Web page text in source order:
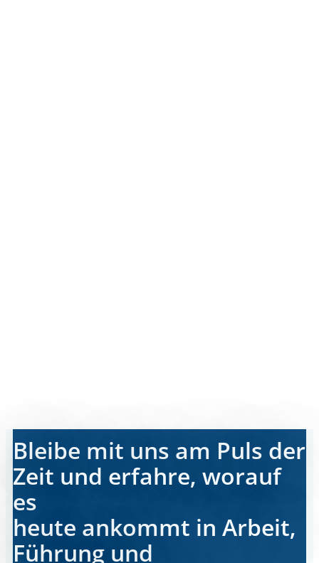
Bleibe mit uns am Puls der
Zeit und erfahre, worauf
es
heute ankommt in Arbeit,
Führung und